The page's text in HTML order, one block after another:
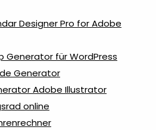
Designer Pro for Adobe
Generator für WordPress
Generator
Adobe Illustrator
online